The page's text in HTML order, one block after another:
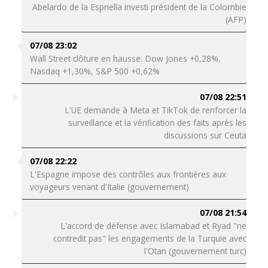
Abelardo de la Espriella investi président de la Colombie
(AFP)
07/08 23:02
Wall Street clôture en hausse: Dow Jones +0,28%,
Nasdaq +1,30%, S&P 500 +0,62%
07/08 22:51
L'UE demande à Meta et TikTok de renforcer la
surveillance et la vérification des faits après les
discussions sur Ceuta
07/08 22:22
L'Espagne impose des contrôles aux frontières aux
voyageurs venant d'Italie (gouvernement)
07/08 21:54
L'accord de défense avec Islamabad et Ryad "ne
contredit pas" les engagements de la Turquie avec
l'Otan (gouvernement turc)